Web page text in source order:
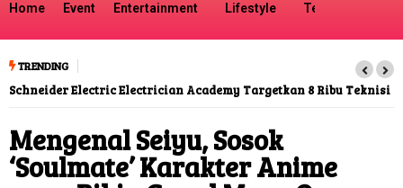
Home Event Entertainment Lifestyle Tech
TRENDING
Schneider Electric Electrician Academy Targetkan 8 Ribu Teknisi
Mengenal Seiyu, Sosok
‘Soulmate’ Karakter Anime